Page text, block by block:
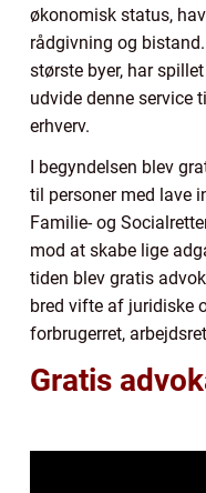
økonomisk status,
rådgivning og
største byer, har
udvide denne service
erhverv.
I begyndelsen blev
til personer med lave
Familie- og
mod at skabe lige
tiden blev gratis
bred vifte af juridiske
forbrugerret,
Gratis